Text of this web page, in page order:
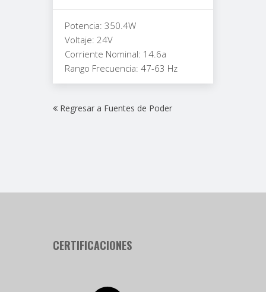
Potencia: 350.4W
Voltaje: 24V
Corriente Nominal: 14.6a
Rango Frecuencia: 47-63 Hz
Regresar a Fuentes de Poder
CERTIFICACIONES